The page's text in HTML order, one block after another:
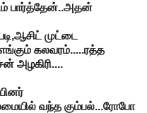
பார்த்தேன்..அதன்
முட்டை
கலவரம்.....ரத்த
அழகிரி....
வந்த கும்பல்...ரோபோ